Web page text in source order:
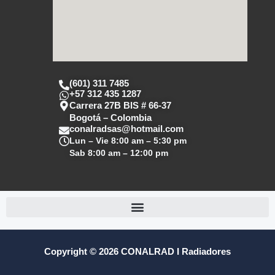
(601) 311 7485
+57 312 435 1287
Carrera 27B BIS # 66-37
Bogotá – Colombia
conalradsas@hotmail.com
Lun – Vie 8:00 am – 5:30 pm
Sab 8:00 am – 12:00 pm
Copyright © 2026 CONALRAD I Radiadores